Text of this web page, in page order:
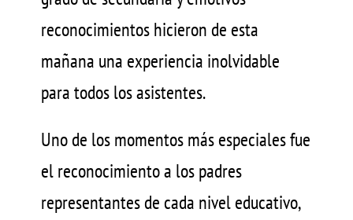
reconocimientos hicieron de esta
mañana una experiencia inolvidable
para todos los asistentes.
Uno de los momentos más especiales fue
el reconocimiento a los padres
representantes de cada nivel educativo,